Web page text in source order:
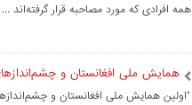
همه افرادی که مورد مصاحبه قرار گرفته‌اند ...
همایش ملی افغانستان و
"اولین همایش ملی افغانستان و